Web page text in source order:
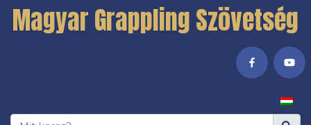
Magyar Grappling Szövetség